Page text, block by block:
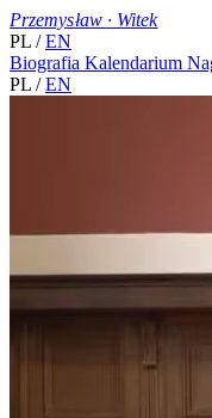
Przemysław · Witek
PL / EN
Biografia Kalendarium
PL / EN